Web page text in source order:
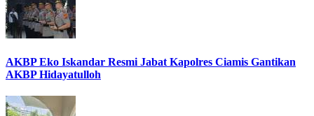
AKBP Eko Iskandar Resmi Jabat Kapolres Ciamis Gantikan
AKBP Hidayatulloh